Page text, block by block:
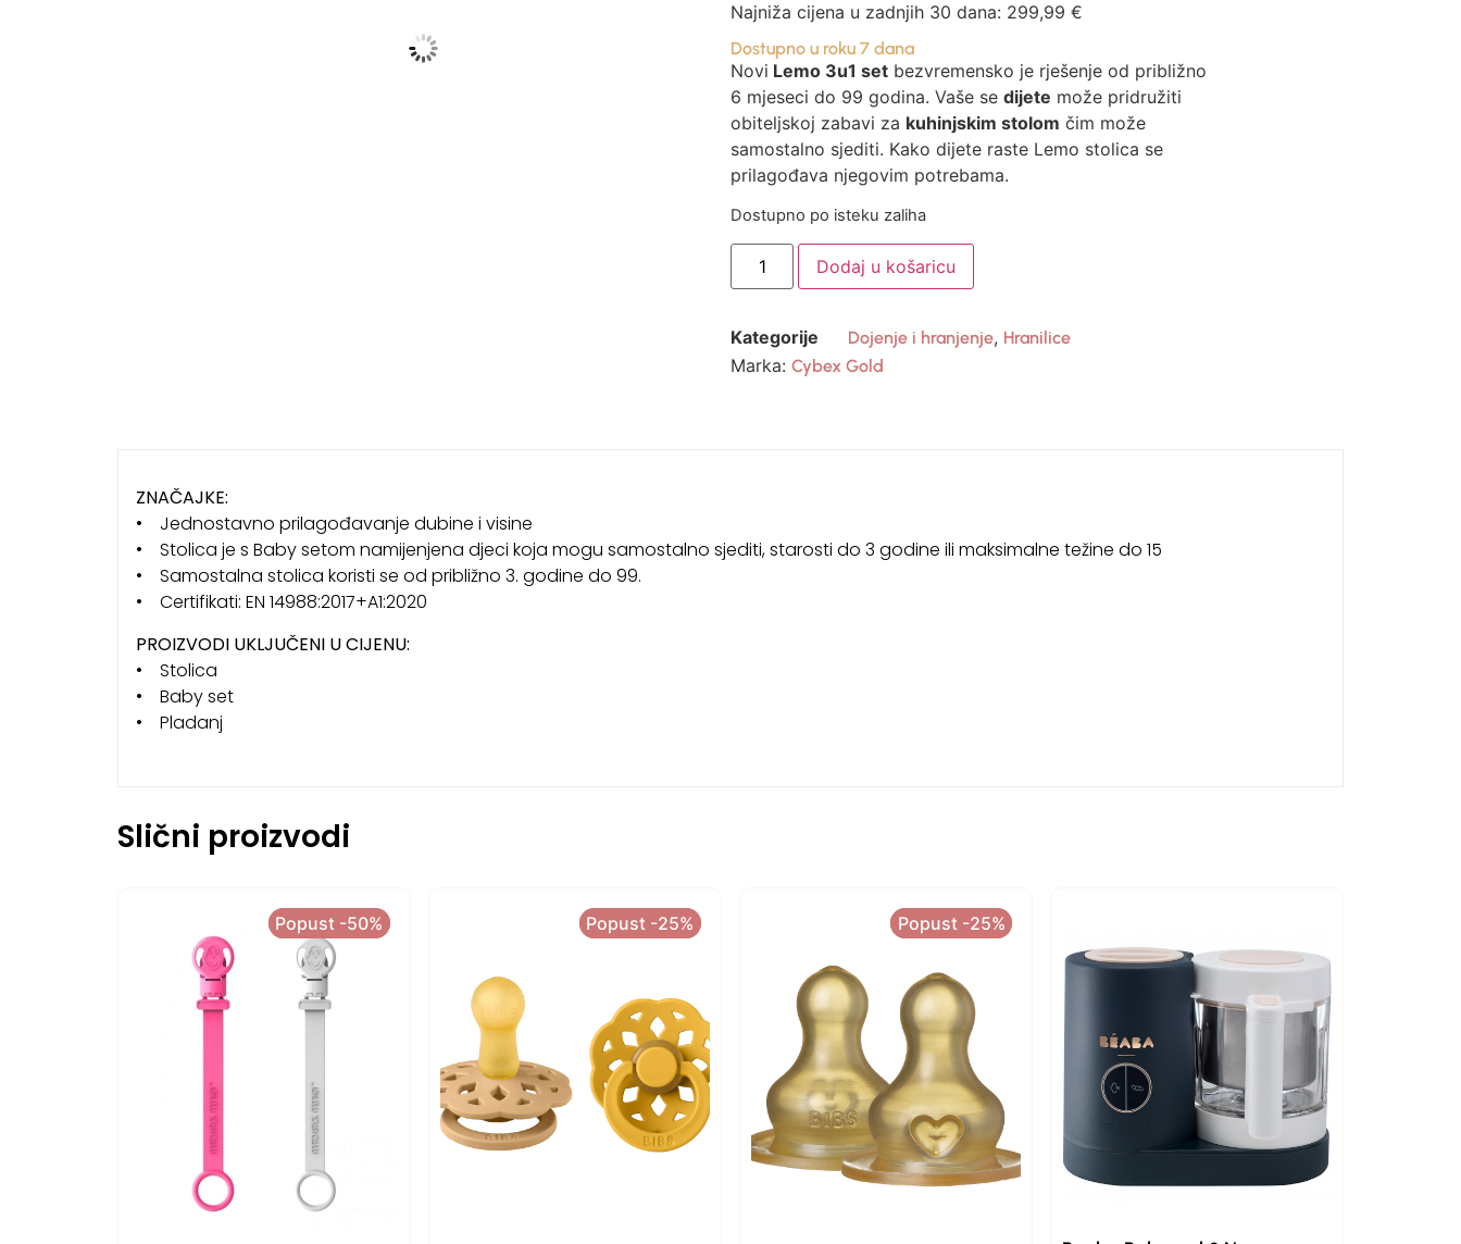
Najniža cijena u zadnjih 30 dana: 299,99 €
Dostupno u roku 7 dana
Novi Lemo 3u1 set bezvremensko je rješenje od približno
6 mjeseci do 99 godina. Vaše se dijete može pridružiti
obiteljskoj zabavi za kuhinjskim stolom čim može
samostalno sjediti. Kako dijete raste Lemo stolica se
prilagođava njegovim potrebama.
Dostupno po isteku zaliha
Dodaj u košaricu
Kategorije Dojenje i hranjenje, Hranilice
Marka: Cybex Gold
ZNAČAJKE:
• Jednostavno prilagođavanje dubine i visine
• Stolica je s Baby setom namijenjena djeci koja mogu samostalno sjediti, starosti do 3 godine ili maksimalne težine do 15
• Samostalna stolica koristi se od približno 3. godine do 99.
• Certifikati: EN 14988:2017+A1:2020
PROIZVODI UKLJUČENI U CIJENU:
• Stolica
• Baby set
• Pladanj
Slični proizvodi
Popust -50%
Popust -50% Popust -25%
Popust -25% Popust -25%
Popust -25%